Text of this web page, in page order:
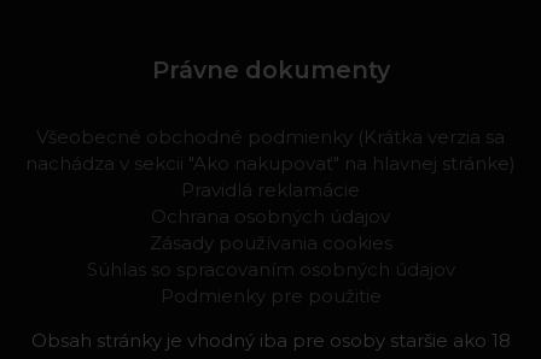
Právne dokumenty
Všeobecné obchodné podmienky (Krátka verzia sa
nachádza v sekcii "Ako nakupovať" na hlavnej stránke)
Pravidlá reklamácie
Ochrana osobných údajov
Zásady používania cookies
Súhlas so spracovaním osobných údajov
Podmienky pre použitie
Obsah stránky je vhodný iba pre osoby staršie ako 18